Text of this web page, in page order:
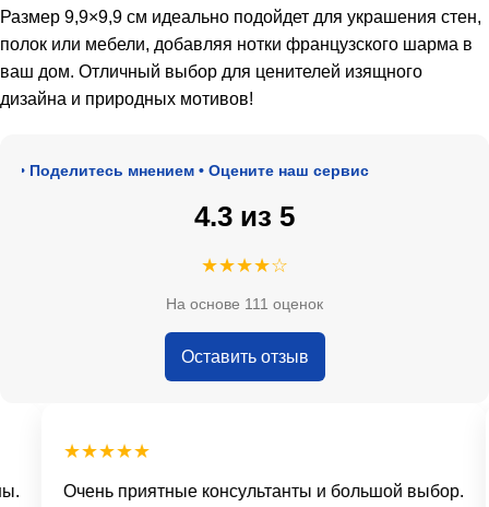
Размер 9,9×9,9 см идеально подойдет для украшения стен,
полок или мебели, добавляя нотки французского шарма в
ваш дом. Отличный выбор для ценителей изящного
дизайна и природных мотивов!
Поделитесь мнением • Оцените наш сервис
4.3 из 5
★★★★☆
На основе 111 оценок
Оставить отзыв
★★★★★
Очень приятные консультанты и большой выбор.